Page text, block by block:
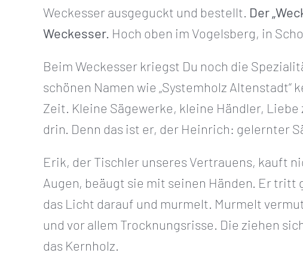
Weckesser ausgeguckt und bestellt. Der
Weckesser. Hoch oben im Vogelsberg, in
Beim Weckesser kriegst Du noch die
schönen Namen wie „Systemholz
Zeit. Kleine Sägewerke, kleine Händler,
drin. Denn das ist er, der Heinrich: gelernter
Erik, der Tischler unseres Vertrauens, kauft
Augen, beäugt sie mit seinen Händen. Er tritt
das Licht darauf und murmelt. Murmelt
und vor allem Trocknungsrisse. Die ziehen
das Kernholz.